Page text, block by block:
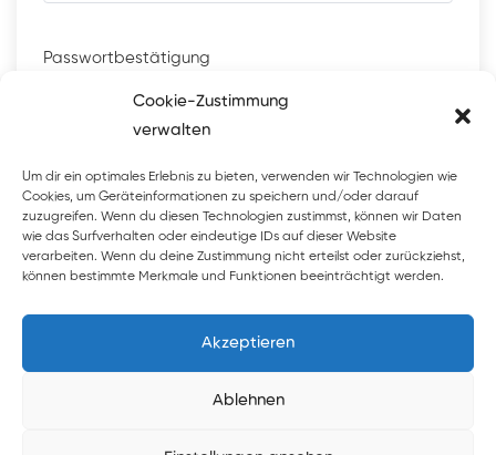
Cookie-Zustimmung
verwalten
Um dir ein optimales Erlebnis zu bieten, verwenden wir Technologien wie
Cookies, um Geräteinformationen zu speichern und/oder darauf
zuzugreifen. Wenn du diesen Technologien zustimmst, können wir Daten
wie das Surfverhalten oder eindeutige IDs auf dieser Website
verarbeiten. Wenn du deine Zustimmung nicht erteilst oder zurückziehst,
können bestimmte Merkmale und Funktionen beeinträchtigt werden.
Akzeptieren
Ablehnen
Passwortbestätigung
Mit deiner Anmeldung akzeptierst du die
Allgemeine Geschäftsbedingungen